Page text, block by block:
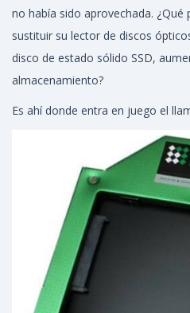
no había sido aprovechada. ¿Qué
sustituir su lector de discos
disco de estado sólido SSD,
almacenamiento?
Es ahí donde entra en juego el